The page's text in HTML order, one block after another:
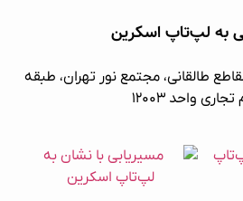
به لپ‌تاپ اسکرین
طالقانی، مجتمع نور تهران، طبقه
واحد ۱۲۰۰۳